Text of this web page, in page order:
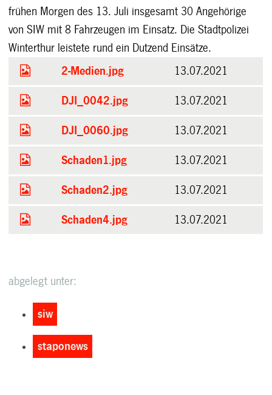
frühen Morgen des 13. Juli insgesamt 30 Angehörige
von SIW mit 8 Fahrzeugen im Einsatz. Die Stadtpolizei
Winterthur leistete rund ein Dutzend Einsätze.
2-Medien.jpg
13.07.2021
DJI_0042.jpg 13.07.2021
DJI_0060.jpg 13.07.2021
Schaden1.jpg 13.07.2021
Schaden2.jpg 13.07.2021
Schaden4.jpg 13.07.2021
abgelegt unter:
siw
staponews